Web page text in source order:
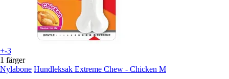
+-3
1 färger
Nylabone Hundleksak Extreme Chew - Chicken M